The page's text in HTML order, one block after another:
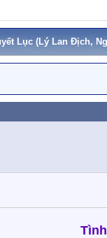
Lục (Lý Lan Địch,